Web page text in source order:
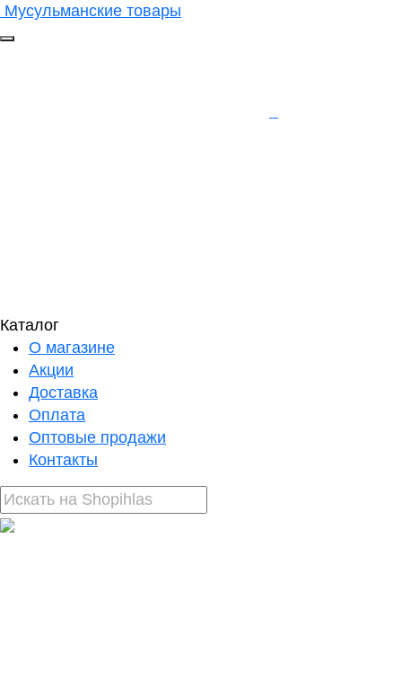
Мусульманские товары
Каталог
О магазине
Акции
Доставка
Оплата
Оптовые продажи
Контакты